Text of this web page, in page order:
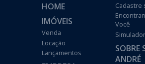
HOME
IMÓVEIS
Venda
Locação
Lançamentos
Cadastre
Você
SOBRE
ANDRÉ